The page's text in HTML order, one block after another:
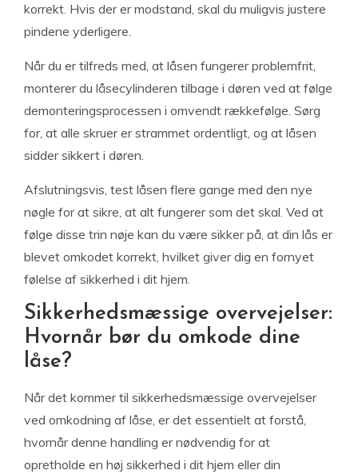
korrekt. Hvis der er modstand, skal du muligvis justere
pindene yderligere.
Når du er tilfreds med, at låsen fungerer problemfrit,
monterer du låsecylinderen tilbage i døren ved at følge
demonteringsprocessen i omvendt rækkefølge. Sørg
for, at alle skruer er strammet ordentligt, og at låsen
sidder sikkert i døren.
Afslutningsvis, test låsen flere gange med den nye
nøgle for at sikre, at alt fungerer som det skal. Ved at
følge disse trin nøje kan du være sikker på, at din lås er
blevet omkodet korrekt, hvilket giver dig en fornyet
følelse af sikkerhed i dit hjem.
Sikkerhedsmæssige overvejelser:
Hvornår bør du omkode dine
låse?
Når det kommer til sikkerhedsmæssige overvejelser
ved omkodning af låse, er det essentielt at forstå,
hvornår denne handling er nødvendig for at
opretholde en høj sikkerhed i dit hjem eller din